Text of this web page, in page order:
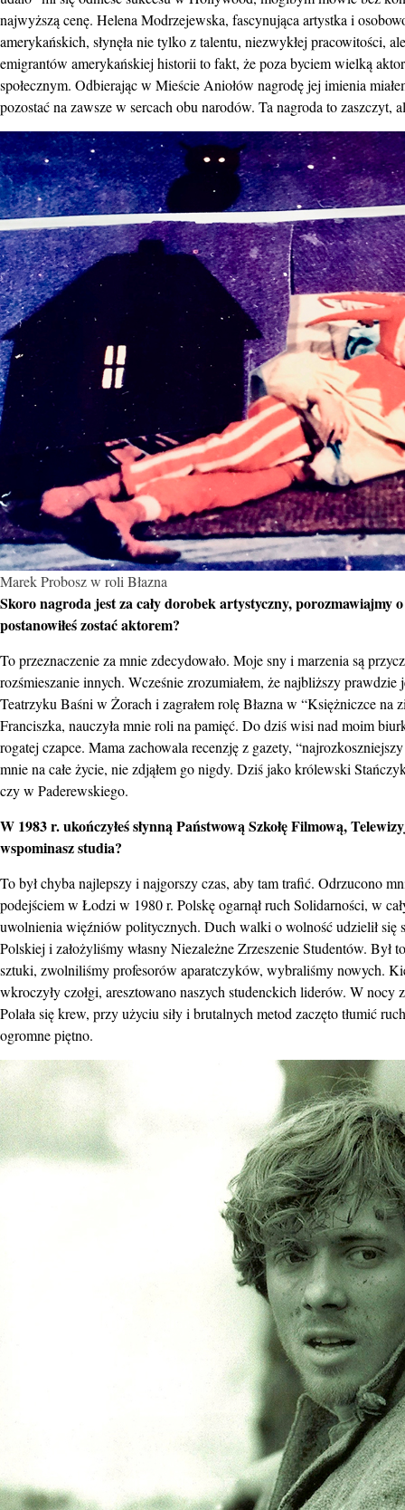
najwyższą cenę. Helena Modrzejewska, fascynująca artystka i
amerykańskich, słynęła nie tylko z talentu, niezwykłej pracowitości,
emigrantów amerykańskiej historii to fakt, że poza byciem wielką
społecznym. Odbierając w Mieście Aniołów nagrodę jej imienia
pozostać na zawsze w sercach obu narodów. Ta nagroda to zaszczyt,
Marek Probosz w roli Błazna
Skoro nagroda jest za cały dorobek artystyczny, porozmawiajmy
postanowiłeś zostać aktorem?
To przeznaczenie za mnie zdecydowało. Moje sny i marzenia są
rozśmieszanie innych. Wcześnie zrozumiałem, że najbliższy
Teatrzyku Baśni w Żorach i zagrałem rolę Błazna w “Księżniczce na
Franciszka, nauczyła mnie roli na pamięć. Do dziś wisi nad moim
rogatej czapce. Mama zachowala recenzję z gazety,
mnie na całe życie, nie zdjąłem go nigdy. Dziś jako królewski
czy w Paderewskiego.
W 1983 r. ukończyłeś słynną Państwową Szkołę Filmową,
wspominasz studia?
To był chyba najlepszy i najgorszy czas, aby tam trafić. Odrzucono
podejściem w Łodzi w 1980 r. Polskę ogarnął ruch Solidarności, w
uwolnienia więźniów politycznych. Duch walki o wolność udzielił
Polskiej i założyliśmy własny Niezależne Zrzeszenie Studentów.
sztuki, zwolniliśmy profesorów aparatczyków, wybraliśmy nowych.
wkroczyły czołgi, aresztowano naszych studenckich liderów. W
Polała się krew, przy użyciu siły i brutalnych metod zaczęto tłumić
ogromne piętno.